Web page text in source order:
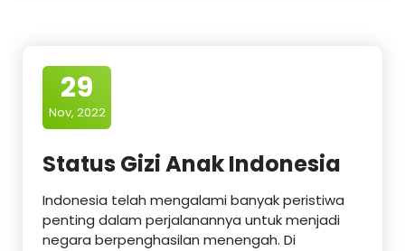
29
Nov, 2022
Status Gizi Anak Indonesia
Indonesia telah mengalami banyak peristiwa
penting dalam perjalanannya untuk menjadi
negara berpenghasilan menengah. Di